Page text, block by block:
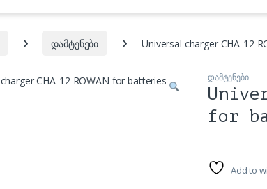
დამტენები Universal charger CHA-12
დამტენები
for
Add to